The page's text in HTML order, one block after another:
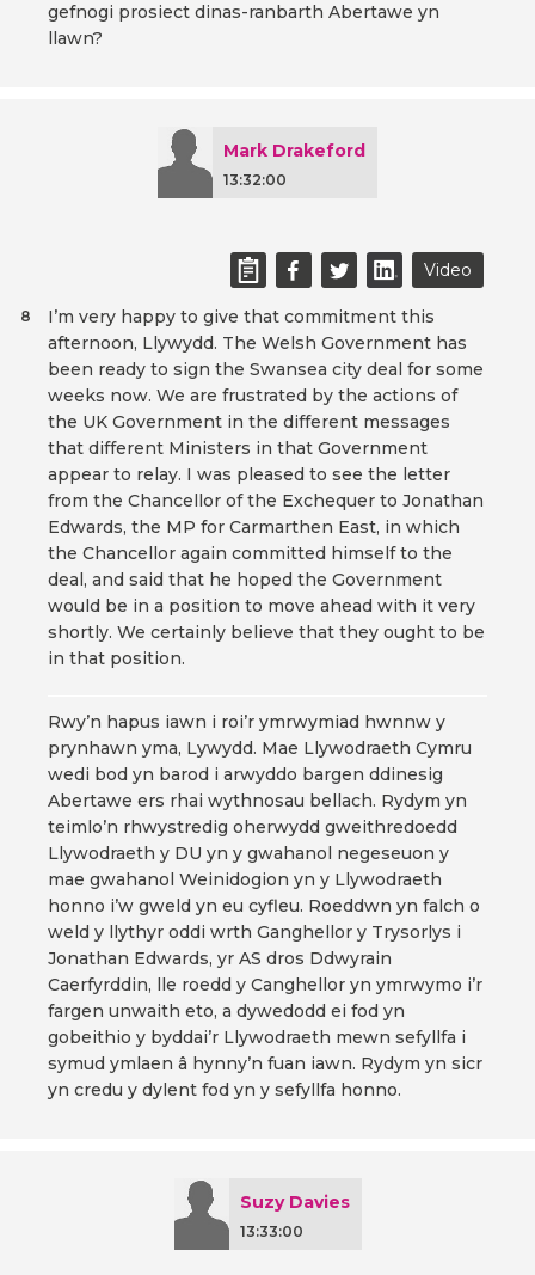
gefnogi prosiect dinas-ranbarth Abertawe yn
llawn?
Mark Drakeford
13:32:00
Video
I’m very happy to give that commitment this
afternoon, Llywydd. The Welsh Government has
been ready to sign the Swansea city deal for some
weeks now. We are frustrated by the actions of
the UK Government in the different messages
that different Ministers in that Government
appear to relay. I was pleased to see the letter
from the Chancellor of the Exchequer to Jonathan
Edwards, the MP for Carmarthen East, in which
the Chancellor again committed himself to the
deal, and said that he hoped the Government
would be in a position to move ahead with it very
shortly. We certainly believe that they ought to be
in that position.
8
Rwy’n hapus iawn i roi’r ymrwymiad hwnnw y
prynhawn yma, Lywydd. Mae Llywodraeth Cymru
wedi bod yn barod i arwyddo bargen ddinesig
Abertawe ers rhai wythnosau bellach. Rydym yn
teimlo’n rhwystredig oherwydd gweithredoedd
Llywodraeth y DU yn y gwahanol negeseuon y
mae gwahanol Weinidogion yn y Llywodraeth
honno i’w gweld yn eu cyfleu. Roeddwn yn falch o
weld y llythyr oddi wrth Ganghellor y Trysorlys i
Jonathan Edwards, yr AS dros Ddwyrain
Caerfyrddin, lle roedd y Canghellor yn ymrwymo i’r
fargen unwaith eto, a dywedodd ei fod yn
gobeithio y byddai’r Llywodraeth mewn sefyllfa i
symud ymlaen â hynny’n fuan iawn. Rydym yn sicr
yn credu y dylent fod yn y sefyllfa honno.
Suzy Davies
13:33:00